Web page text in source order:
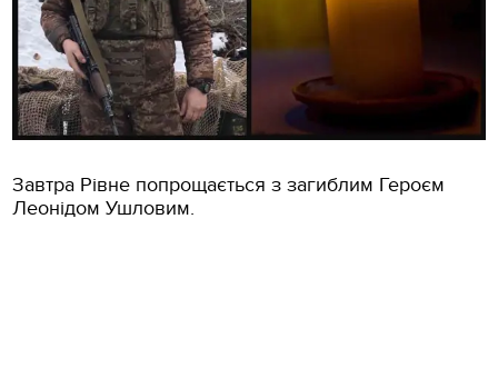
Завтра Рівне попрощається з загиблим Героєм
Леонідом Ушловим.